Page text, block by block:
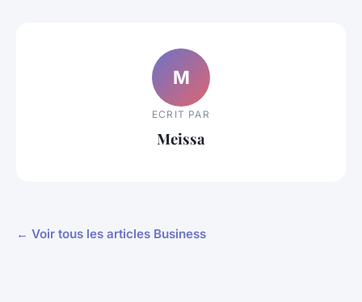
M
ECRIT PAR
Meissa
← Voir tous les articles Business